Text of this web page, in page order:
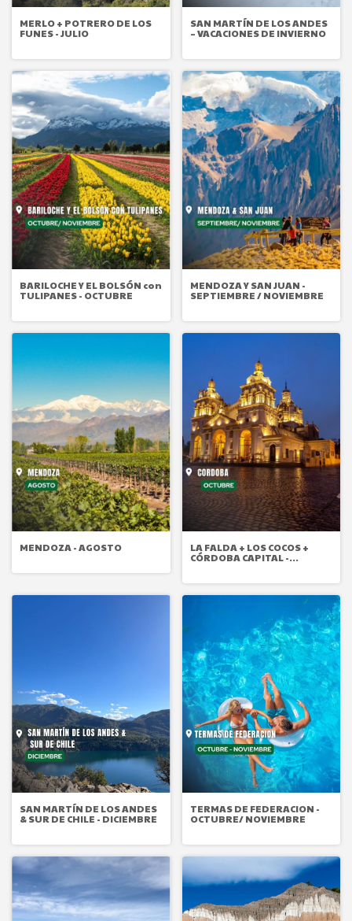
MERLO + POTRERO DE LOS
FUNES - JULIO
SAN MARTÍN DE LOS ANDES
– VACACIONES DE INVIERNO
BARILOCHE Y EL BOLSÓN con
TULIPANES - OCTUBRE
MENDOZA Y SAN JUAN -
SEPTIEMBRE / NOVIEMBRE
MENDOZA - AGOSTO
LA FALDA + LOS COCOS +
CÓRDOBA CAPITAL -
SAN MARTÍN DE LOS ANDES
& SUR DE CHILE - DICIEMBRE
TERMAS DE FEDERACION -
OCTUBRE/ NOVIEMBRE